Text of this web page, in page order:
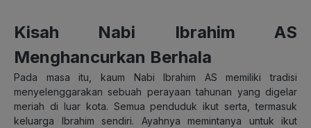
Kisah Nabi Ibrahim AS
Menghancurkan Berhala
Pada masa itu, kaum Nabi Ibrahim AS memiliki tradisi
menyelenggarakan sebuah perayaan tahunan yang digelar
meriah di luar kota. Semua penduduk ikut serta, termasuk
keluarga Ibrahim sendiri. Ayahnya memintanya untuk ikut